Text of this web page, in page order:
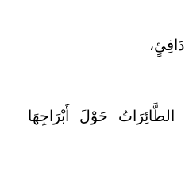
حَوْلَ أَبْرَاجِهَا